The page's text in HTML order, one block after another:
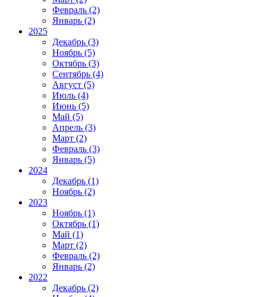
Февраль (2)
Январь (2)
2025
Декабрь (3)
Ноябрь (5)
Октябрь (3)
Сентябрь (4)
Август (5)
Июль (4)
Июнь (5)
Май (5)
Апрель (3)
Март (2)
Февраль (3)
Январь (5)
2024
Декабрь (1)
Ноябрь (2)
2023
Ноябрь (1)
Октябрь (1)
Май (1)
Март (2)
Февраль (2)
Январь (2)
2022
Декабрь (2)